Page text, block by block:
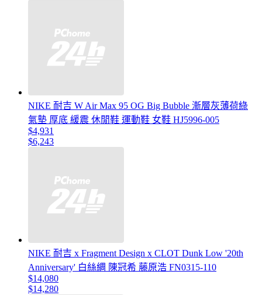
NIKE 耐吉 W Air Max 95 OG Big Bubble 漸層灰薄荷綠
氣墊 厚底 緩震 休閒鞋 運動鞋 女鞋 HJ5996-005
$4,931
$6,243
NIKE 耐吉 x Fragment Design x CLOT Dunk Low '20th
Anniversary' 白絲綢 陳冠希 藤原浩 FN0315-110
$14,080
$14,280